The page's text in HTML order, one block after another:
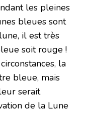
les pleines
bleues sont
il est très
soit rouge !
la
bleue, mais
serait
de la Lune